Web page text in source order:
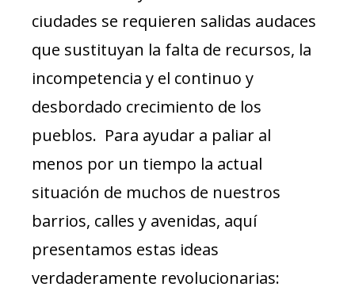
ciudades se requieren salidas audaces
que sustituyan la falta de recursos, la
incompetencia y el continuo y
desbordado crecimiento de los
pueblos. Para ayudar a paliar al
menos por un tiempo la actual
situación de muchos de nuestros
barrios, calles y avenidas, aquí
presentamos estas ideas
verdaderamente revolucionarias: